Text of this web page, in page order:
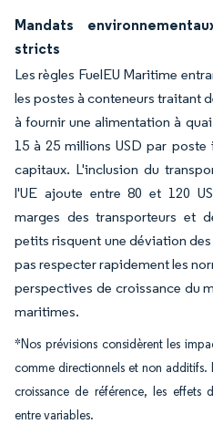
Mandats
stricts
Les règles FuelEU Maritime
les postes à conteneurs traitant
à fournir une alimentation à
15 à 25 millions USD par
capitaux. L'inclusion du
l'UE ajoute entre 80 et 120
marges des transporteurs et
petits risquent une déviation
pas respecter rapidement les
perspectives de croissance du
maritimes.
*Nos prévisions considèrent les
comme directionnels et non additifs.
croissance de référence, les effets
entre variables.